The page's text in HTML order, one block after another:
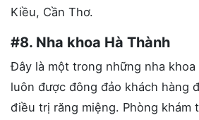
Kiều, Cần Thơ.
#8. Nha khoa Hà Thành
Đây là một trong những nha
luôn được đông đảo khách hàng
điều trị răng miệng. Phòng khám